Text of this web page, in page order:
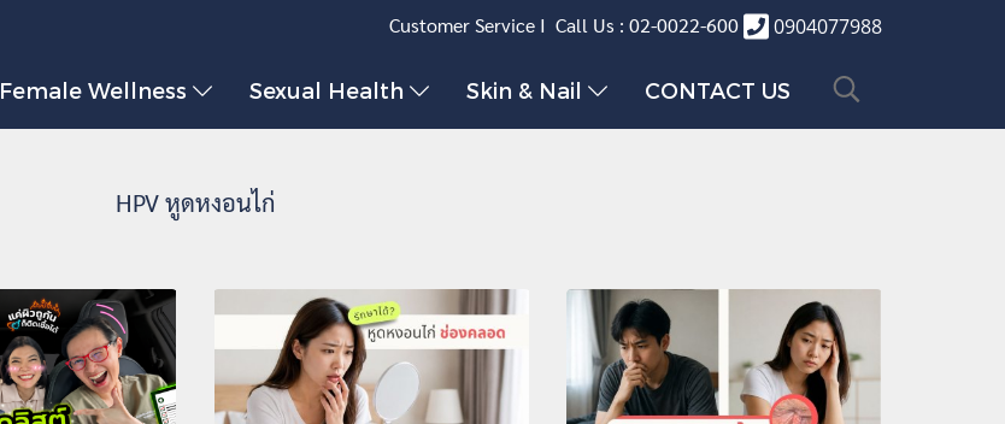
Customer Service I Call Us : 02-0022-600 0904077988
Female Wellness Sexual Health Skin & Nail CONTACT US
HPV หูดหงอนไก่